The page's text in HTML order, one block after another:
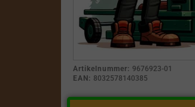
Artikelnummer: 9676923-01
EAN: 8032578140385